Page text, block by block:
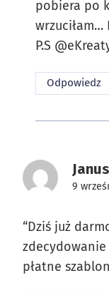
pobiera po
wrzuciłam…
P.S
Odpowiedz
9
“Dziś już
płatne